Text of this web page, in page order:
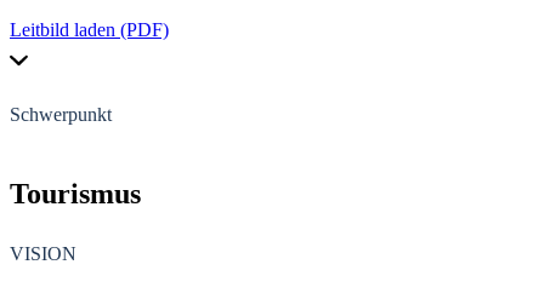
Leitbild laden (PDF)
Schwerpunkt
Tourismus
VISION